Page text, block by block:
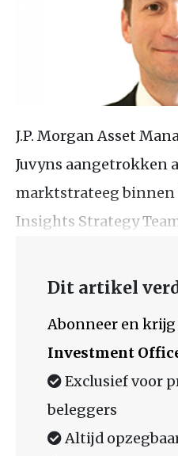
J.P. Morgan Asset
Juvyns aangetrokken
marktstrateeg binnen
Insights Strategy
Dit artikel
Abonneer en
Investment
Exclusief voor
beleggers
Altijd